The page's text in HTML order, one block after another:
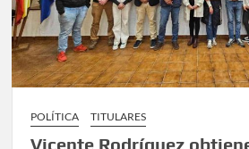
POLÍTICA TITULARES
Vicente Rodríguez